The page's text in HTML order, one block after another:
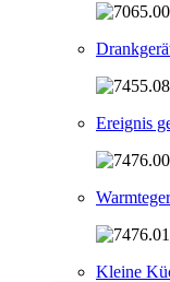
Ereignis
Kleine